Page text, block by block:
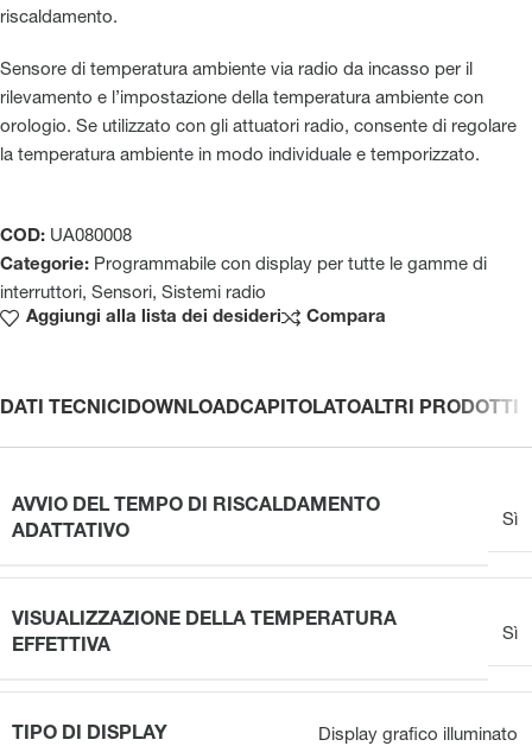
riscaldamento.
Sensore di temperatura ambiente via radio da incasso per il
rilevamento e l’impostazione della temperatura ambiente con
orologio. Se utilizzato con gli attuatori radio, consente di regolare
la temperatura ambiente in modo individuale e temporizzato.
COD: UA080008
Categorie: Programmabile con display per tutte le gamme di
interruttori, Sensori, Sistemi radio
Aggiungi alla lista dei desideri
Compara
DATI TECNICIDOWNLOADCAPITOLATOALTRI PRODOTTI
AVVIO DEL TEMPO DI RISCALDAMENTO
ADATTATIVO
Sì
VISUALIZZAZIONE DELLA TEMPERATURA
EFFETTIVA
Sì
TIPO DI DISPLAY Display grafico illuminato